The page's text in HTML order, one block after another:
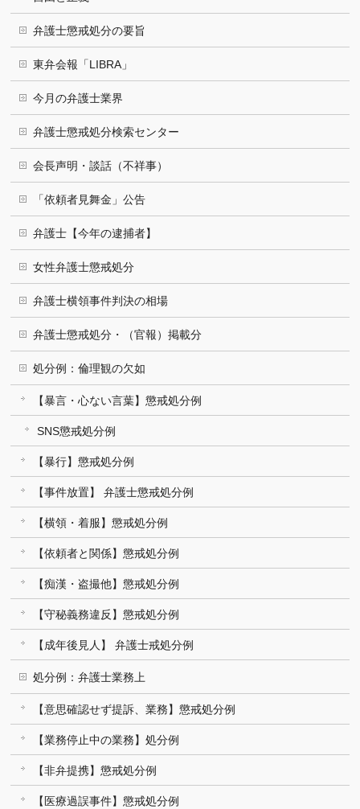
弁護士懲戒処分の要旨
東弁会報「LIBRA」
今月の弁護士業界
弁護士懲戒処分検索センター
会長声明・談話（不祥事）
「依頼者見舞金」公告
弁護士【今年の逮捕者】
女性弁護士懲戒処分
弁護士横領事件判決の相場
弁護士懲戒処分・（官報）掲載分
処分例：倫理観の欠如
【暴言・心ない言葉】懲戒処分例
SNS懲戒処分例
【暴行】懲戒処分例
【事件放置】 弁護士懲戒処分例
【横領・着服】懲戒処分例
【依頼者と関係】懲戒処分例
【痴漢・盗撮他】懲戒処分例
【守秘義務違反】懲戒処分例
【成年後見人】 弁護士戒処分例
処分例：弁護士業務上
【意思確認せず提訴、業務】懲戒処分例
【業務停止中の業務】処分例
【非弁提携】懲戒処分例
【医療過誤事件】懲戒処分例